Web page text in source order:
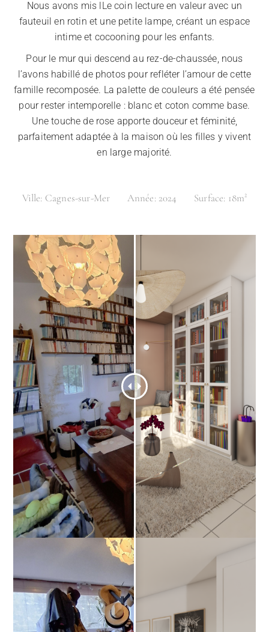
Nous avons mis lLe coin lecture en valeur avec un
fauteuil en rotin et une petite lampe, créant un espace
intime et cocooning pour les enfants.
Pour le mur qui descend au rez-de-chaussée, nous
l’avons habillé de photos pour refléter l’amour de cette
famille recomposée. La palette de couleurs a été pensée
pour rester intemporelle : blanc et coton comme base.
Une touche de rose apporte douceur et féminité,
parfaitement adaptée à la maison où les filles y vivent
en large majorité.
Ville: Cagnes-sur-Mer Année: 2024 Surface: 18m²